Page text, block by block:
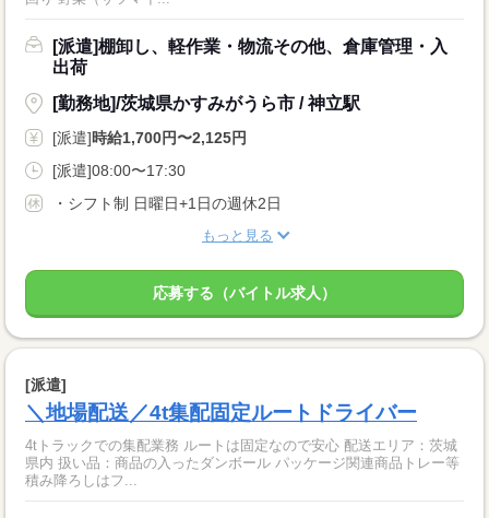
[派遣]棚卸し、軽作業・物流その他、倉庫管理・入
出荷
[勤務地]/茨城県かすみがうら市 / 神立駅
[派遣]時給1,700円〜2,125円
[派遣]08:00〜17:30
・シフト制 日曜日+1日の週休2日
もっと見る
応募する（バイトル求人）
[派遣]
＼地場配送／4t集配固定ルートドライバー
4tトラックでの集配業務 ルートは固定なので安心 配送エリア：茨城
県内 扱い品：商品の入ったダンボール パッケージ関連商品トレー等
積み降ろしはフ...